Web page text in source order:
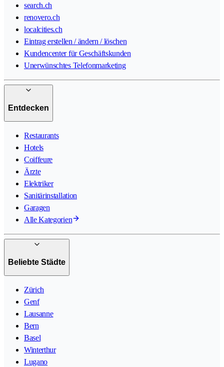
search.ch
renovero.ch
localcities.ch
Eintrag erstellen / ändern / löschen
Kundencenter für Geschäftskunden
Unerwünschtes Telefonmarketing
Entdecken
Restaurants
Hotels
Coiffeure
Ärzte
Elektriker
Sanitärinstallation
Garagen
Alle Kategorien
Beliebte Städte
Zürich
Genf
Lausanne
Bern
Basel
Winterthur
Lugano